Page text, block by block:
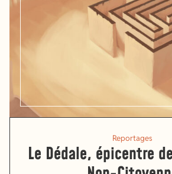
Reportages
Le Dédale, épicentre